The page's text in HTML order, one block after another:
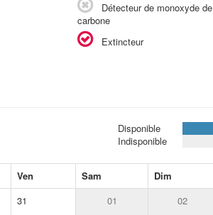
Détecteur de monoxyde de
carbone
Extincteur
Disponible
Indisponible
Ven Sam
Dim
31
01 02